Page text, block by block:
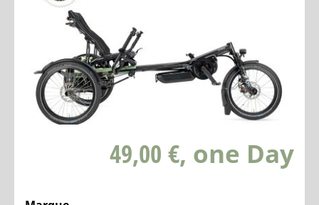
Terrain
Hasebikes
AZUB
Vélo
de
transport
électrique49,00 €, one Day